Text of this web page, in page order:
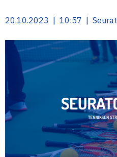
20.10.2023 | 10:57 | Seurat